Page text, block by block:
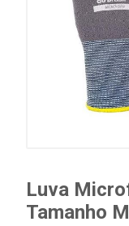
Luva
Tamanho